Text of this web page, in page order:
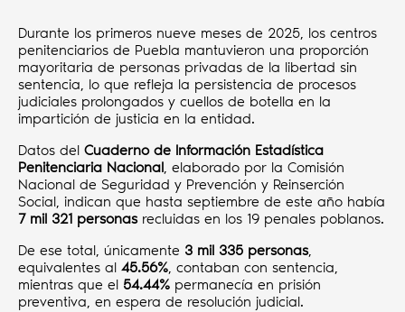
Durante los primeros nueve meses de 2025, los centros
penitenciarios de Puebla mantuvieron una proporción
mayoritaria de personas privadas de la libertad sin
sentencia, lo que refleja la persistencia de procesos
judiciales prolongados y cuellos de botella en la
impartición de justicia en la entidad.
Datos del Cuaderno de Información Estadística
Penitenciaria Nacional, elaborado por la Comisión
Nacional de Seguridad y Prevención y Reinserción
Social, indican que hasta septiembre de este año había
7 mil 321 personasrecluidas en los 19 penales poblanos.
De ese total, únicamente 3 mil 335 personas,
equivalentes al 45.56%, contaban con sentencia,
mientras que el 54.44% permanecía en prisión
preventiva, en espera de resolución judicial.